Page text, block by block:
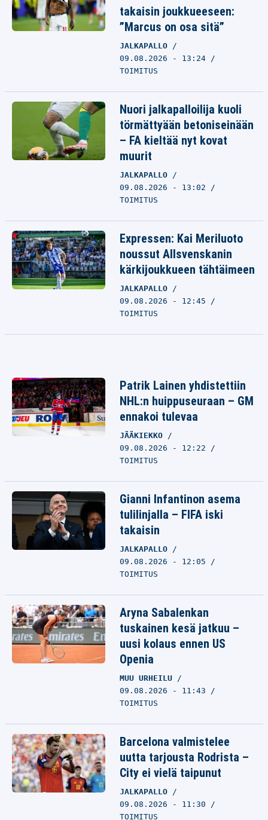
takaisin joukkueeseen:
”Marcus on osa sitä”
JALKAPALLO
09.08.2026 - 13:24
TOIMITUS
Nuori jalkapalloilija kuoli
törmättyään betoniseinään
– FA kieltää nyt kovat
muurit
JALKAPALLO
09.08.2026 - 13:02
TOIMITUS
Expressen: Kai Meriluoto
noussut Allsvenskanin
kärkijoukkueen tähtäimeen
JALKAPALLO
09.08.2026 - 12:45
TOIMITUS
Patrik Lainen yhdistettiin
NHL:n huippuseuraan – GM
ennakoi tulevaa
JÄÄKIEKKO
09.08.2026 - 12:22
TOIMITUS
Gianni Infantinon asema
tulilinjalla – FIFA iski
takaisin
JALKAPALLO
09.08.2026 - 12:05
TOIMITUS
Aryna Sabalenkan
tuskainen kesä jatkuu –
uusi kolaus ennen US
Openia
MUU URHEILU
09.08.2026 - 11:43
TOIMITUS
Barcelona valmistelee
uutta tarjousta Rodrista –
City ei vielä taipunut
JALKAPALLO
09.08.2026 - 11:30
TOIMITUS